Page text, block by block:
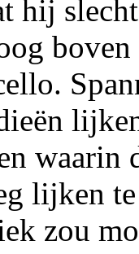
hij
waarin
lijken te
zou